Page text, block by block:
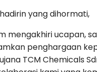
yang dihormati,
mengakhiri ucapan,
penghargaan
TCM Chemicals